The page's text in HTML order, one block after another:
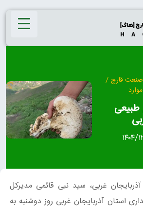
صنعت قارچ /
طبیعی
۱۲/۰۳
غربی، سید نبی قائمی مدیرکل
استان آذربایجان غربی روز دوشنبه به